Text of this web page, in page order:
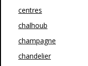
centres
chalhoub
champagne
chandelier